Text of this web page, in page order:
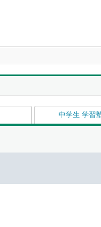
中学生 学習